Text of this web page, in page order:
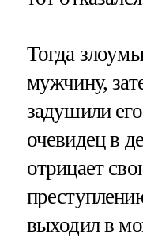
Тогда
мужчину,
задушили
очевидец в
отрицает
выходил в